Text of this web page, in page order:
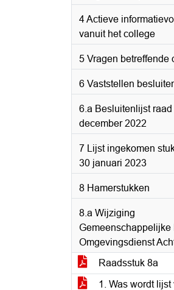
4 Actieve
vanuit het college
5 Vragen betreffende
6 Vaststellen
6.a Besluitenlijst
december 2022
7 Lijst ingekomen
30 januari 2023
8 Hamerstukken
8.a Wijziging
Gemeenschappelijke
Omgevingsdienst
Raadsstuk 8a
1. Was wordt lijst